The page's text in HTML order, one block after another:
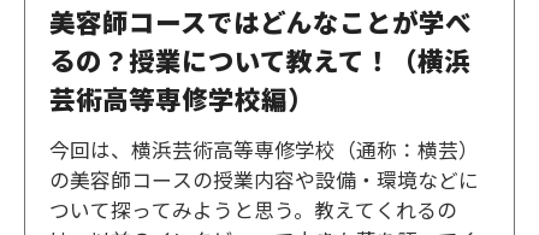
美容師コースではどんなことが学べ
るの？授業について教えて！（横浜
芸術高等専修学校編）
今回は、横浜芸術高等専修学校（通称：横芸）
の美容師コースの授業内容や設備・環境などに
ついて探ってみようと思う。教えてくれるの